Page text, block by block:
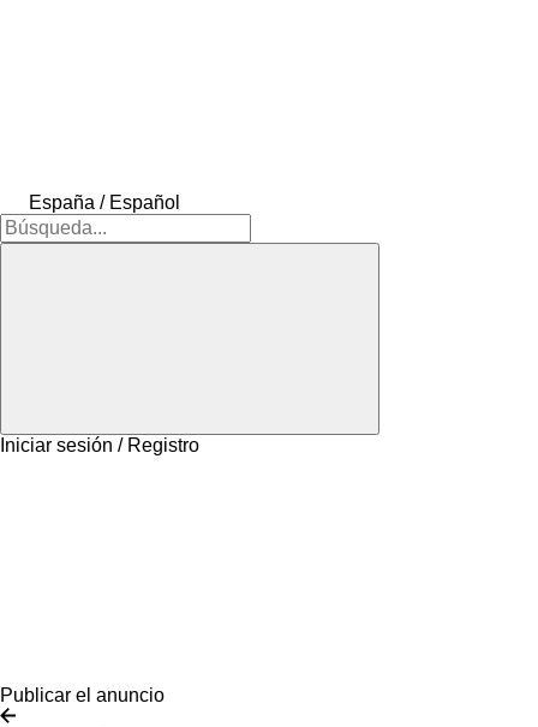
España / Español
Iniciar sesión / Registro
Publicar el anuncio